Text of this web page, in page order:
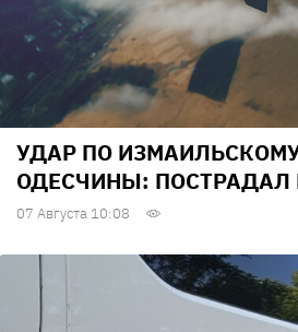
УДАР ПО
ОДЕСЧИНЫ: ПОСТРАДАЛ
07 Августа 10:08